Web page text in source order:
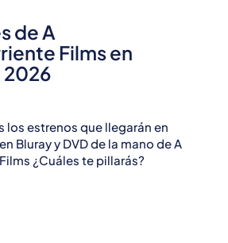
de A
Films en
los estrenos que llegarán en
Bluray y DVD de la mano de A
¿Cuáles te pillarás?